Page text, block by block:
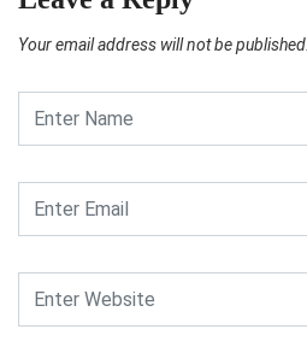
Your email address will not be published.